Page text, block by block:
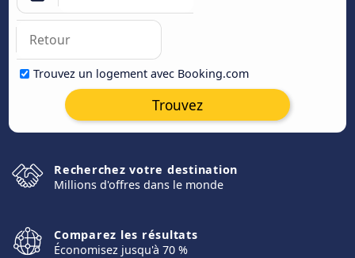
Trouvez un logement avec Booking.com
Trouvez
Recherchez votre destination
Millions d'offres dans le monde
Comparez les résultats
Économisez jusqu'à 70 %